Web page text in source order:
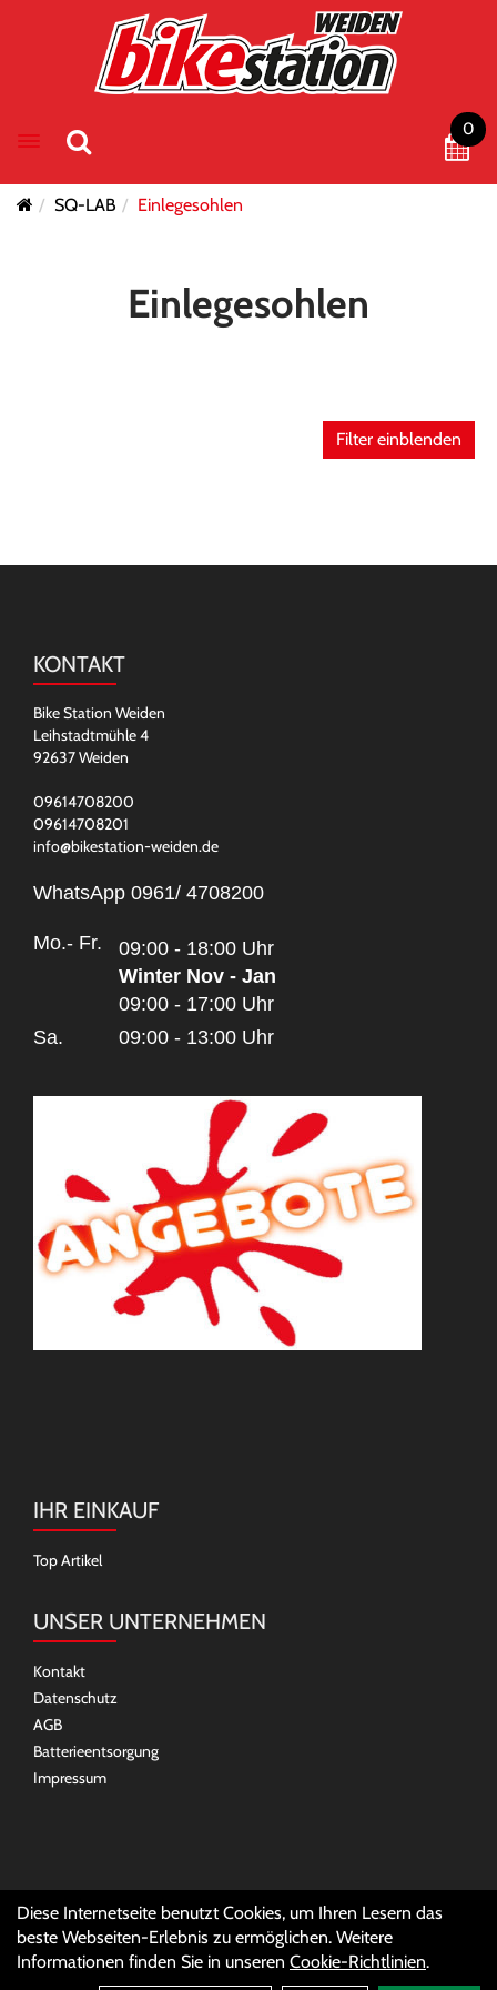
Toggle navigation
0
SQ-LAB Einlegesohlen
Einlegesohlen
Filter einblenden
KONTAKT
Bike Station Weiden
Leihstadtmühle 4
92637 Weiden
09614708200
09614708201
info@bikestation-weiden.de
WhatsApp 0961/ 4708200
Mo.- Fr. 09:00 - 18:00 Uhr
Winter Nov - Jan
09:00 - 17:00 Uhr
Sa.
09:00 - 13:00 Uhr
IHR EINKAUF
Top Artikel
UNSER UNTERNEHMEN
Kontakt
Datenschutz
AGB
Batterieentsorgung
Impressum
SOCIAL MEDIA
Diese Internetseite benutzt Cookies, um Ihren Lesern das
beste Webseiten-Erlebnis zu ermöglichen. Weitere
Informationen finden Sie in unseren Cookie-Richtlinien.